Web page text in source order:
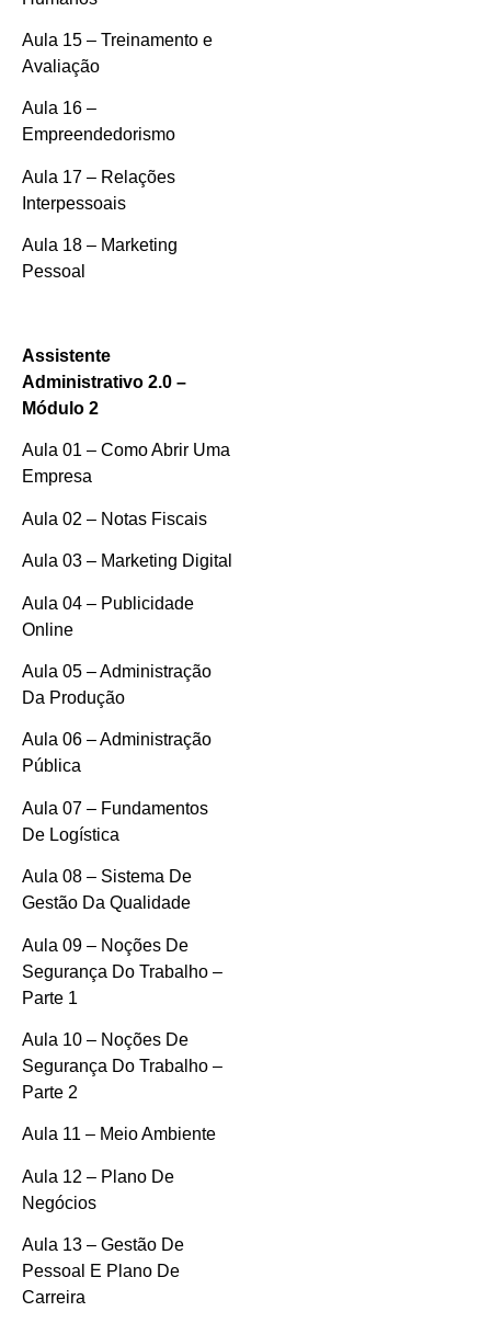
Aula 15 – Treinamento e
Avaliação
Aula 16 –
Empreendedorismo
Aula 17 – Relações
Interpessoais
Aula 18 – Marketing
Pessoal
Assistente
Administrativo 2.0 –
Módulo 2
Aula 01 – Como Abrir Uma
Empresa
Aula 02 – Notas Fiscais
Aula 03 – Marketing Digital
Aula 04 – Publicidade
Online
Aula 05 – Administração
Da Produção
Aula 06 – Administração
Pública
Aula 07 – Fundamentos
De Logística
Aula 08 – Sistema De
Gestão Da Qualidade
Aula 09 – Noções De
Segurança Do Trabalho –
Parte 1
Aula 10 – Noções De
Segurança Do Trabalho –
Parte 2
Aula 11 – Meio Ambiente
Aula 12 – Plano De
Negócios
Aula 13 – Gestão De
Pessoal E Plano De
Carreira